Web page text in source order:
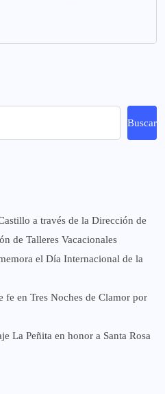
Buscar
a través de la Dirección de
de Talleres Vacacionales
el Día Internacional de la
fe en Tres Noches de Clamor por
La Peñita en honor a Santa Rosa